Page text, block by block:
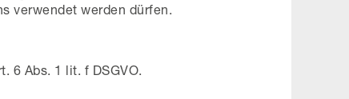
verwendet werden dürfen.
6 Abs. 1 lit. f DSGVO.